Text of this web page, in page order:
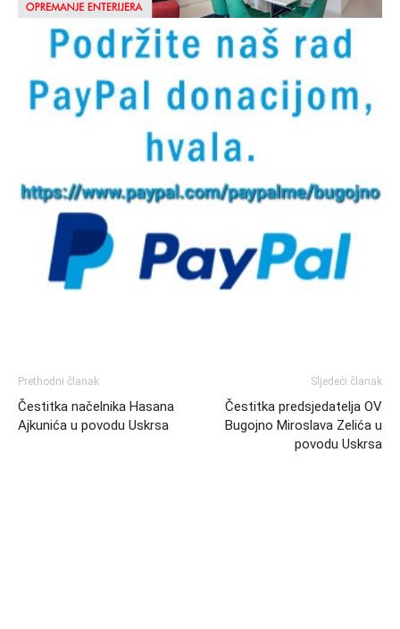
Prethodni članak
Čestitka načelnika Hasana
Ajkunića u povodu Uskrsa
Sljedeći članak
Čestitka predsjedatelja OV
Bugojno Miroslava Zelića u
povodu Uskrsa